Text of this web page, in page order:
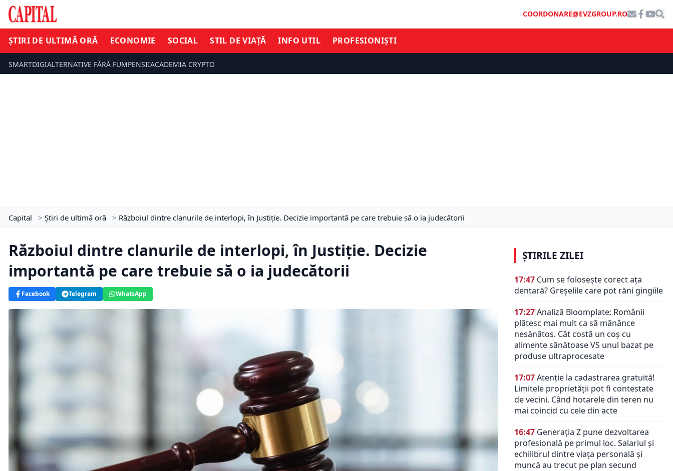
COORDONARE@EVZGROUP.RO
ȘTIRI DE ULTIMĂ ORĂ ECONOMIE SOCIAL STIL DE VIAȚĂ INFO UTIL PROFESIONIȘTI
SMARTDIGIALTERNATIVE FĂRĂ FUMPENSIIACADEMIA CRYPTO
Capital > Știri de ultimă oră > Războiul dintre clanurile de interlopi, în Justiție. Decizie importantă pe care trebuie să o ia judecătorii
Războiul dintre clanurile de interlopi, în Justiție. Decizie
importantă pe care trebuie să o ia judecătorii
Facebook Telegram WhatsApp
ȘTIRILE ZILEI
17:47 Cum se folosește corect ața
dentară? Greșelile care pot răni gingiile
17:27Analiză Bloomplate: Românii
plătesc mai mult ca să mănânce
nesănătos. Cât costă un coș cu
alimente sănătoase VS unul bazat pe
produse ultraprocesate
17:07Atenție la cadastrarea gratuită!
Limitele proprietății pot fi contestate
de vecini. Când hotarele din teren nu
mai coincid cu cele din acte
16:47 Generația Z pune dezvoltarea
profesională pe primul loc. Salariul și
echilibrul dintre viața personală și
muncă au trecut pe plan secund